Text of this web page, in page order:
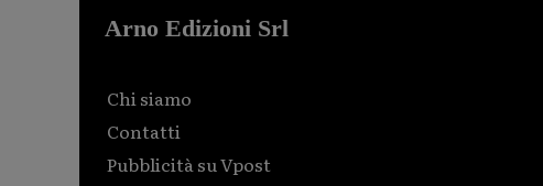
Arno Edizioni Srl
Chi siamo
Contatti
Pubblicità su Vpost